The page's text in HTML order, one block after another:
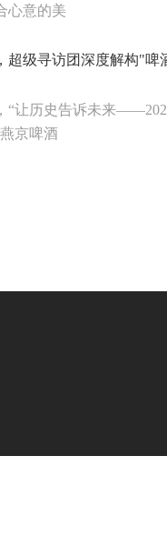
心意的美
超级寻访团深度解构"啤
“让历史告诉未来
京啤酒